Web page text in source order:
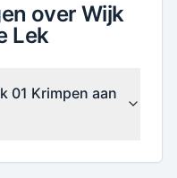
over Wijk
Lek
01 Krimpen aan